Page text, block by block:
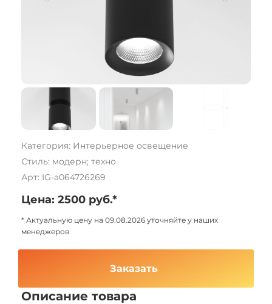
Категория: Интерьерное освещение
Стиль: модерн; техно
Арт: IG-a064726269
Цена: 2500 руб.*
* Актуальную цену на 09.08.2026 уточняйте у наших
менеджеров
Заказать
Описание товара